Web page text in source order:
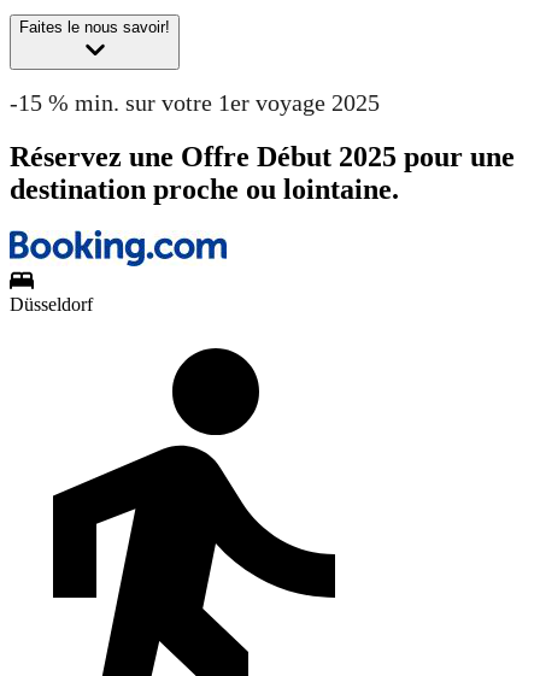
Faites le nous savoir!
-15 % min. sur votre 1er voyage 2025
Réservez une Offre Début 2025 pour une
destination proche ou lointaine.
Düsseldorf